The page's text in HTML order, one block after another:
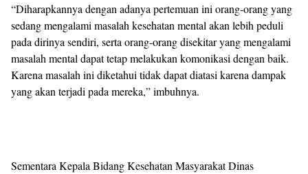
“Diharapkannya dengan adanya pertemuan ini orang-orang yang
sedang mengalami masalah kesehatan mental akan lebih peduli
pada dirinya sendiri, serta orang-orang disekitar yang mengalami
masalah mental dapat tetap melakukan komonikasi dengan baik.
Karena masalah ini diketahui tidak dapat diatasi karena dampak
yang akan terjadi pada mereka,” imbuhnya.
Sementara Kepala Bidang Kesehatan Masyarakat Dinas